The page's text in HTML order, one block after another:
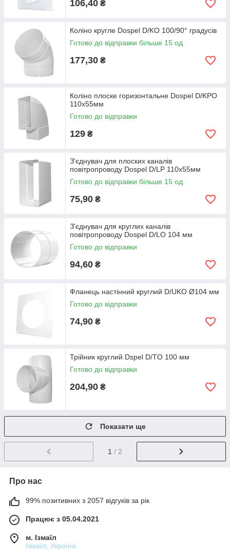
106,40 ₴
Коліно кругле Dospel D/KO 100/90° градусів
Готово до відправки більше 15 од.
177,30 ₴
Коліно плоске горизонтальне Dospel D/KPО
110х55мм
Готово до відправки
129 ₴
З'єднувач для плоских каналів
повітропроводу Dospel D/LP 110х55мм
Готово до відправки більше 15 од.
75,90 ₴
З'єднувач для круглих каналів
повітропроводу Dospel D/LO 104 мм
Готово до відправки
94,60 ₴
Фланець настінний круглий D/UKO Ø104 мм
Готово до відправки
74,90 ₴
Трійник круглий Dspel D/TO 100 мм
Готово до відправки
204,90 ₴
Показати ще
1 / 2
Про нас
99% позитивних з 2057 відгуків за рік
Працює з 05.04.2021
м. Ізмаїл
Ізмаїл, Україна